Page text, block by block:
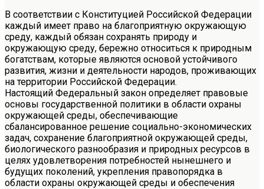
В соответствии с Конституцией Российской Федерации
каждый имеет право на благоприятную окружающую
среду, каждый обязан сохранять природу и
окружающую среду, бережно относиться к природным
богатствам, которые являются основой устойчивого
развития, жизни и деятельности народов, проживающих
на территории Российской Федерации.
Настоящий Федеральный закон определяет правовые
основы государственной политики в области охраны
окружающей среды, обеспечивающие
сбалансированное решение социально-экономических
задач, сохранение благоприятной окружающей среды,
биологического разнообразия и природных ресурсов в
целях удовлетворения потребностей нынешнего и
будущих поколений, укрепления правопорядка в
области охраны окружающей среды и обеспечения